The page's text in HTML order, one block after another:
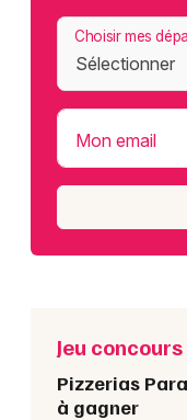
Choisir mes
Mon email
Jeu concours
Pizzerias
à gagner